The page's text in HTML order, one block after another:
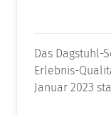
Das Dagstuhl-
Erlebnis-
Januar 2023